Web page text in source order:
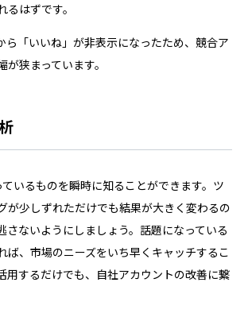
はずです。
ら「いいね」が非表示になったため、競合ア
狭まっています。
いるものを瞬時に知ることができます。ツ
が少しずれただけでも結果が大きく変わるの
さないようにしましょう。話題になっている
ば、市場のニーズをいち早くキャッチするこ
用するだけでも、自社アカウントの改善に繋